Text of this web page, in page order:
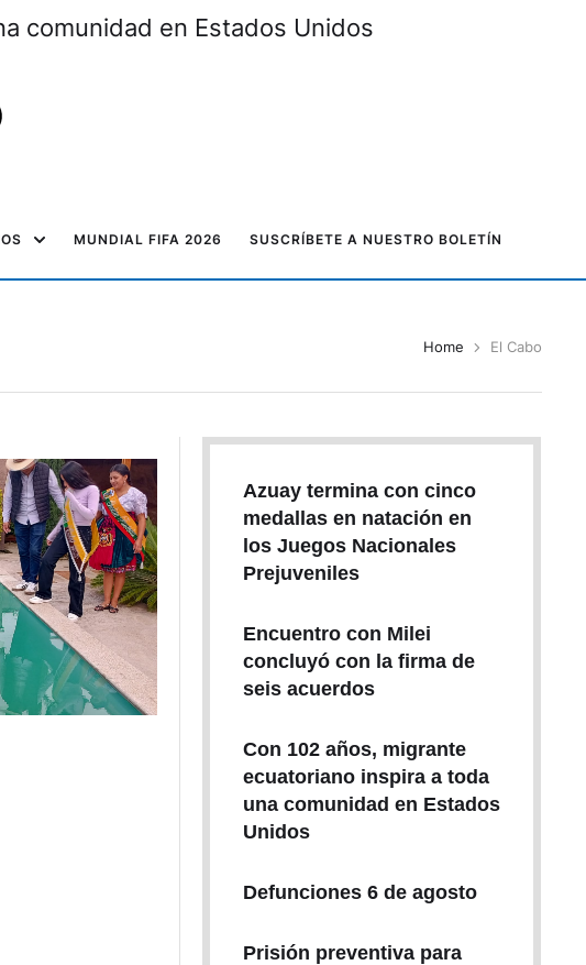
comunidad en Estados Unidos
MUNDIAL FIFA 2026 SUSCRÍBETE A NUESTRO BOLETÍN
Home El Cabo
Azuay termina con cinco
medallas en natación en
los Juegos Nacionales
Prejuveniles
Encuentro con Milei
concluyó con la firma de
seis acuerdos
Con 102 años, migrante
ecuatoriano inspira a toda
una comunidad en Estados
Unidos
Defunciones 6 de agosto
Prisión preventiva para